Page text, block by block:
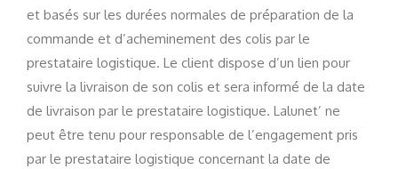
et basés sur les durées normales de préparation de la
commande et d’acheminement des colis par le
prestataire logistique. Le client dispose d’un lien pour
suivre la livraison de son colis et sera informé de la date
de livraison par le prestataire logistique. Lalunet’ ne
peut être tenu pour responsable de l’engagement pris
par le prestataire logistique concernant la date de